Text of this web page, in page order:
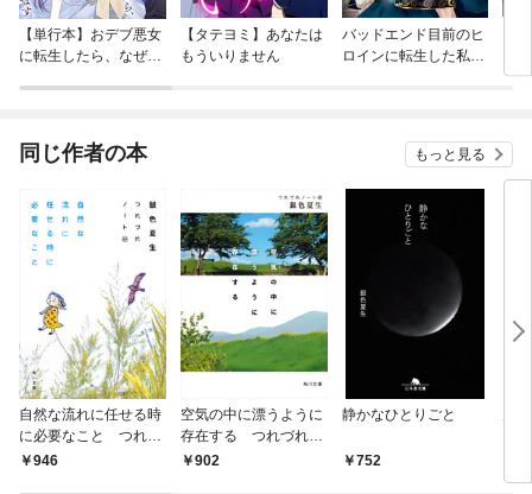
【単行本】おデブ悪女
に転生したら、なぜか
【タテヨミ】あなたは
もういりません
バッドエンド目前のヒ
ロインに転生した私、
同じ作者の本 もっと見る
自然な流れに任せる時
に必要なこと つれづ
れノート(49)
946
空気の中に漂うように
存在する つれづれノ
ート(48)
902
静かなひとりごと
752